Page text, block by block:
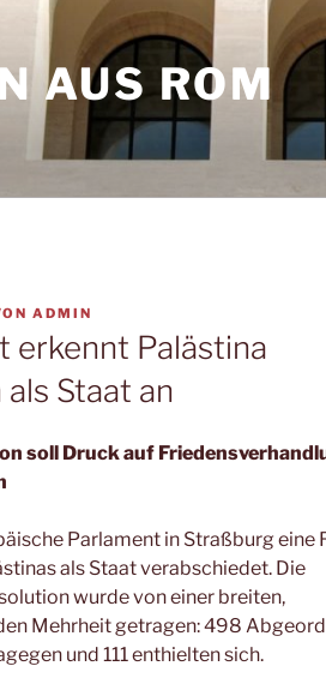
AUS ROM
ADMIN
erkennt Palästina
Staat an
soll Druck auf
Parlament in Straßburg eine
als Staat verabschiedet. Die
wurde von einer breiten,
Mehrheit getragen: 498
und 111 enthielten sich.